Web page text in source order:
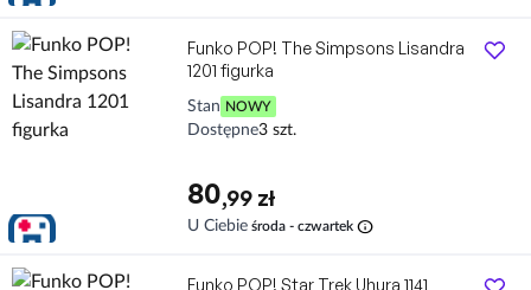
Funko POP! The Simpsons Lisandra
1201 figurka
Stan NOWY
Dostępne3 szt.
80,99 zł
U Ciebie środa - czwartek info
Funko POP! Star Trek Uhura 1141